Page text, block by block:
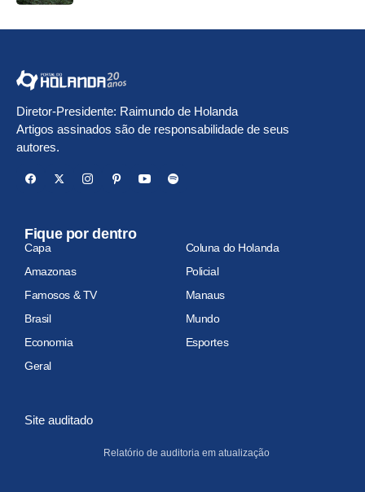
Diretor-Presidente: Raimundo de Holanda
Artigos assinados são de responsabilidade de seus
autores.
Fique por dentro
Capa
Coluna do Holanda
Amazonas
Policial
Famosos & TV
Manaus
Brasil
Mundo
Economia
Esportes
Geral
Site auditado
Relatório de auditoria em atualização